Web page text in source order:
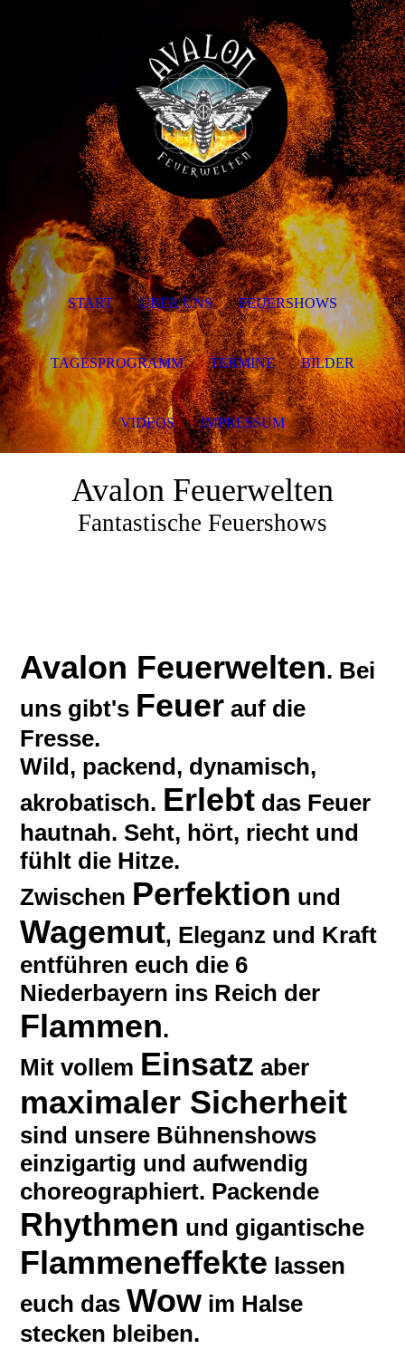
Avalon Feuerwelten
Fantastische Feuershows
Avalon Feuerwelten. Bei
uns gibt's Feuer auf die
Fresse.
Wild, packend, dynamisch,
akrobatisch. Erlebt das Feuer
hautnah. Seht, hört, riecht und
fühlt die Hitze.
Zwischen Perfektion und
Wagemut, Eleganz und Kraft
entführen euch die 6
Niederbayern ins Reich der
Flammen.
Mit vollem Einsatz aber
maximaler Sicherheit
sind unsere Bühnenshows
einzigartig und aufwendig
choreographiert. Packende
Rhythmen und gigantische
Flammeneffekte lassen
euch das Wow im Halse
stecken bleiben.
START ÜBER UNS FEUERSHOWS
TAGESPROGRAMM TERMINE BILDER
VIDEOS IMPRESSUM